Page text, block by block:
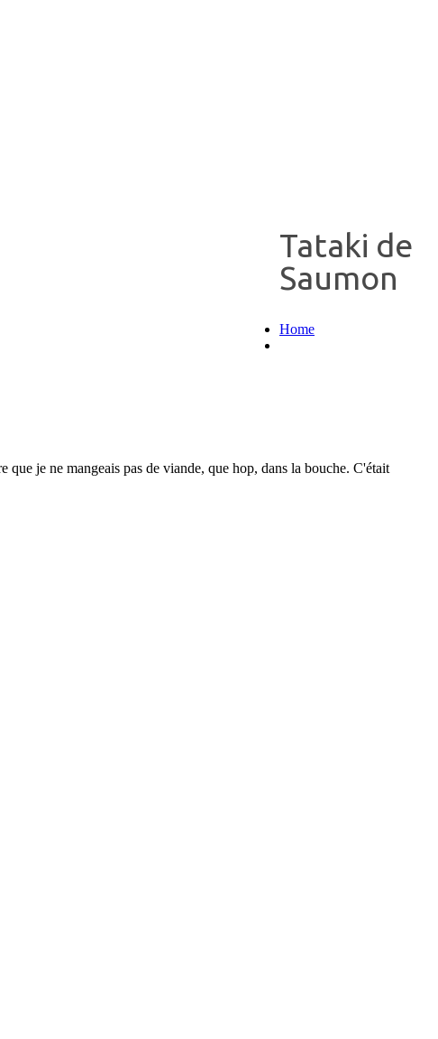
Tataki de
Saumon
Home
que je ne mangeais pas de viande, que hop, dans la bouche. C'était